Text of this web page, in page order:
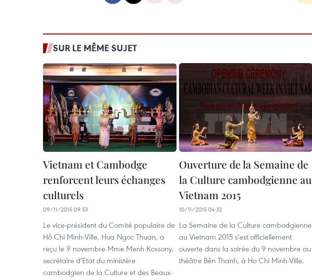
SUR LE MÊME SUJET
Vietnam et Cambodge
renforcent leurs échanges
culturels
09/11/2015 09:53
Le vice-président du Comité populaire de
Hô Chi Minh-Ville, Hua Ngoc Thuan, a
reçu le 9 novembre Mme Menh Kossony,
secrétaire d'Etat du ministère
cambodgien de la Culture et des Beaux-
Ouverture de la Semaine ​de
la Culture cambodgienne au
Vietnam 2015
10/11/2015 04:32
La Semaine ​de la Culture cambodgienne
au Vietnam 2015 s'est officiellement
ouverte dans la soirée du 9 novembre au
théâtre Bên Thanh, à Ho Chi Minh-Ville.